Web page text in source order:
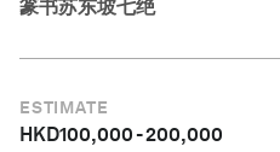
篆书苏东坡七绝
ESTIMATE
HKD100,000-200,000